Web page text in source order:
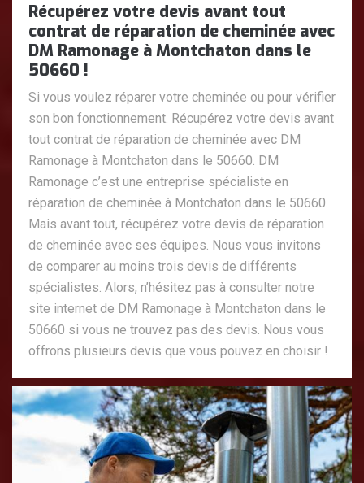
Récupérez votre devis avant tout
contrat de réparation de cheminée avec
DM Ramonage à Montchaton dans le
50660 !
Si vous voulez réparer votre cheminée ou pour vérifier
son bon fonctionnement. Récupérez votre devis avant
tout contrat de réparation de cheminée avec DM
Ramonage à Montchaton dans le 50660. DM
Ramonage c’est une entreprise spécialiste en
réparation de cheminée à Montchaton dans le 50660.
Mais avant tout, récupérez votre devis de réparation
de cheminée avec ses équipes. Nous vous invitons
de comparer au moins trois devis de différents
spécialistes. Alors, n’hésitez pas à consulter notre
site internet de DM Ramonage à Montchaton dans le
50660 si vous ne trouvez pas des devis. Nous vous
offrons plusieurs devis que vous pouvez en choisir !